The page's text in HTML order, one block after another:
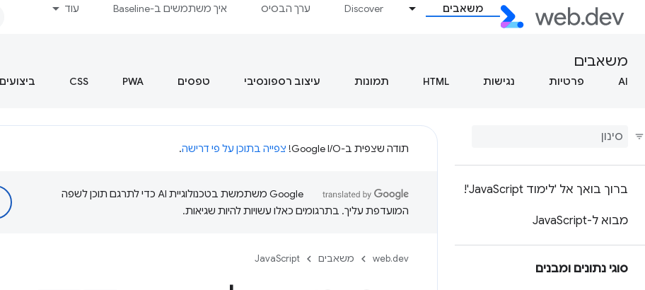
משאבים Discover ערך הבסיס איך משתמשים ב-Baseline עוד
משאבים
AI פרטיות נגישות HTML תמונות עיצוב רספונסיבי טפסים PWA
CSS ביצועים
ברוך בואך אל 'לימוד Java Script'!
מבוא ל-JavaScript
סוגי נתונים ומבנים
תודה שצפית ב-Google I/O! צפייה בתוכן על פי דרישה.
‫Google משתמשת בטכנולוגיית AI כדי לתרגם תוכן לשפה
המועדפת עליך. בתרגומים כאלו עשויות להיות שגיאות.
web.dev משאבים JavaScript